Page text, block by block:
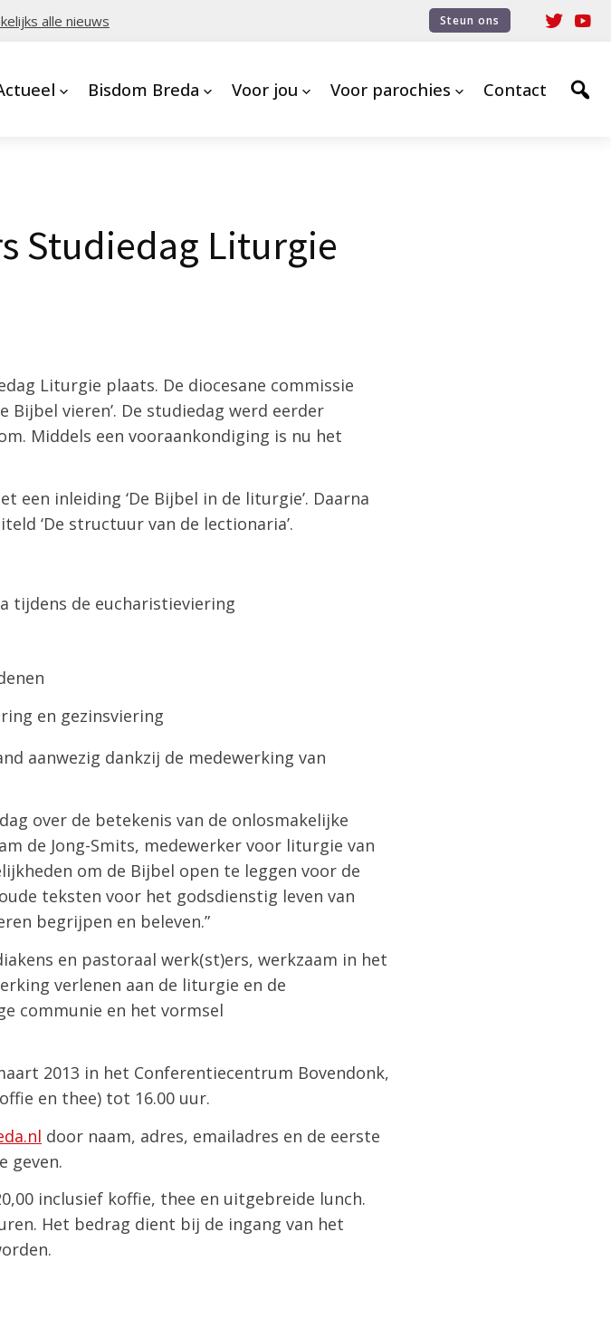
alle nieuws Steun ons
Bisdom Breda Voor jou Voor parochies Contact
Studiedag Liturgie
Liturgie plaats. De diocesane commissie
vieren’. De studiedag werd eerder
Middels een vooraankondiging is nu het
een inleiding ‘De Bijbel in de liturgie’. Daarna
‘De structuur van de lectionaria’.
tijdens de eucharistieviering
en gezinsviering
aanwezig dankzij de medewerking van
over de betekenis van de onlosmakelijke
de Jong-Smits, medewerker voor liturgie van
om de Bijbel open te leggen voor de
teksten voor het godsdienstig leven van
begrijpen en beleven.”
en pastoraal werk(st)ers, werkzaam in het
verlenen aan de liturgie en de
communie en het vormsel
2013 in het Conferentiecentrum Bovendonk,
en thee) tot 16.00 uur.
door naam, adres, emailadres en de eerste
geven.
inclusief koffie, thee en uitgebreide lunch.
Het bedrag dient bij de ingang van het